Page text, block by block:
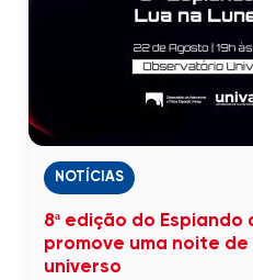
NOTÍCIAS
8ª edição do Espiando
promove uma noite
universo